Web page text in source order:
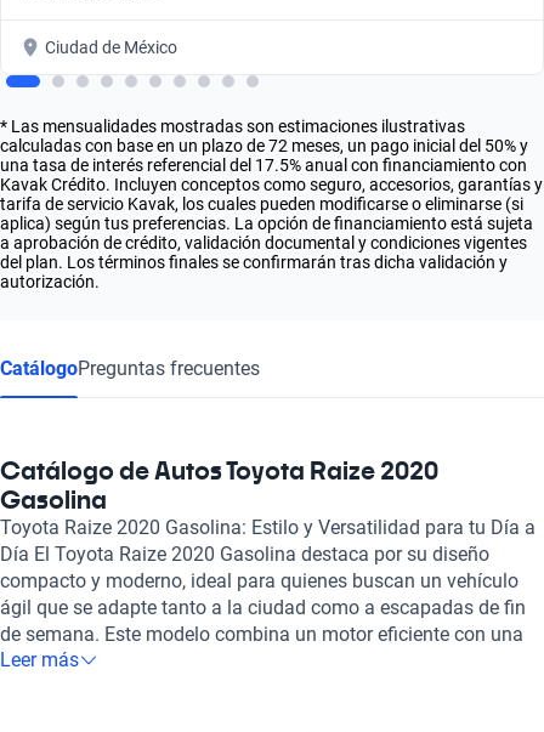
Ciudad de México
* Las mensualidades mostradas son estimaciones ilustrativas
calculadas con base en un plazo de 72 meses, un pago inicial del 50% y
una tasa de interés referencial del 17.5% anual con financiamiento con
Kavak Crédito. Incluyen conceptos como seguro, accesorios, garantías y
tarifa de servicio Kavak, los cuales pueden modificarse o eliminarse (si
aplica) según tus preferencias. La opción de financiamiento está sujeta
a aprobación de crédito, validación documental y condiciones vigentes
del plan. Los términos finales se confirmarán tras dicha validación y
autorización.
CatálogoPreguntas frecuentes
Catálogo de Autos Toyota Raize 2020
Gasolina
Toyota Raize 2020 Gasolina: Estilo y Versatilidad para tu Día a
Día El Toyota Raize 2020 Gasolina destaca por su diseño
compacto y moderno, ideal para quienes buscan un vehículo
ágil que se adapte tanto a la ciudad como a escapadas de fin
de semana. Este modelo combina un motor eficiente con una
estética atractiva, brindando la potencia necesaria para
Leer más